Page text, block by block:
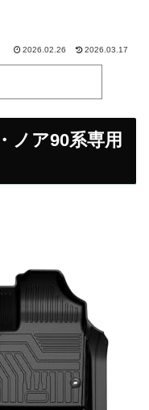
2026.02.26 2026.03.17
ノア90系専用